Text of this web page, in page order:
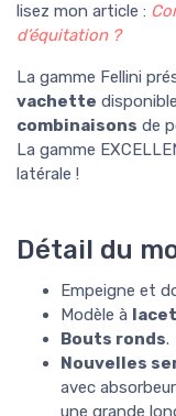
lisez mon article :
d’équitation ?
La gamme Fellini
vachette
combinaisons de
La gamme
latérale !
Détail du
Empeigne et
Modèle à
Bouts ronds.
Nouvelles
avec
une grande